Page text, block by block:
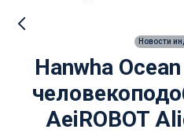
Новости
Hanwha
AeiROBOT